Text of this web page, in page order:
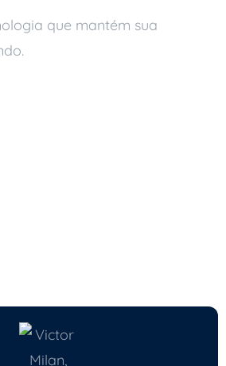
que mantém sua